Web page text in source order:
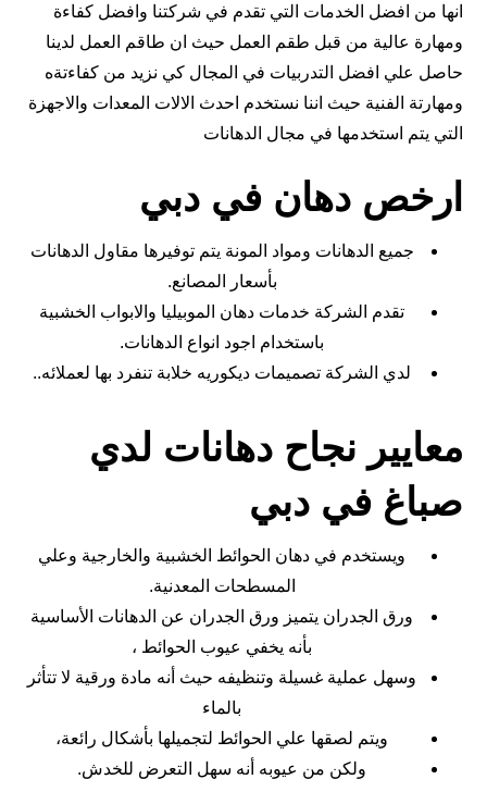
انها من افضل الخدمات التي تقدم في شركتنا وافضل كفاءة
ومهارة عالية من قبل طقم العمل حيث ان طاقم العمل لدينا
حاصل علي افضل التدربيات في المجال كي نزيد من كفاءتةه
ومهارتة الفنية حيث اننا نستخدم احدث الالات المعدات والاجهزة
التي يتم استخدمها في مجال الدهانات
ارخص دهان في دبي
جميع الدهانات ومواد المونة يتم توفيرها مقاول الدهانات
بأسعار المصانع.
تقدم الشركة خدمات دهان الموبيليا والابواب الخشبية
باستخدام اجود انواع الدهانات.
لدي الشركة تصميمات ديكوريه خلابة تنفرد بها لعملائه..
معايير نجاح دهانات لدي
صباغ في دبي
ويستخدم في دهان الحوائط الخشبية والخارجية وعلي
المسطحات المعدنية.
ورق الجدران يتميز ورق الجدران عن الدهانات الأساسية
بأنه يخفي عيوب الحوائط ،
وسهل عملية غسيلة وتنظيفه حيث أنه مادة ورقية لا تتأثر
بالماء
ويتم لصقها علي الحوائط لتجميلها بأشكال رائعة،
ولكن من عيوبه أنه سهل التعرض للخدش.